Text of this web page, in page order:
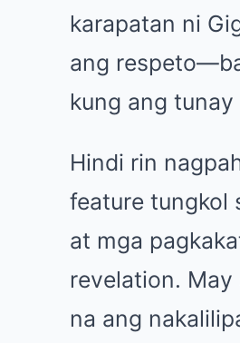
karapatan ni
ang
kung ang
Hindi rin
feature tungkol
at mga
revelation.
na ang